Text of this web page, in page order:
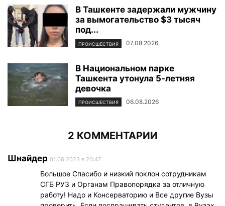
В Ташкенте задержали мужчину
за вымогательство $3 тысяч
под...
ПРОИСШЕСТВИЯ 07.08.2026
В Национальном парке
Ташкента утонула 5-летняя
девочка
ПРОИСШЕСТВИЯ 06.08.2026
2 КОММЕНТАРИИ
Шнайдер 01.08.2023 в 20:47
Большое Спасибо и низкий поклон сотрудникам
СГБ РУЗ и Органам Правопорядка за отличную
работу! Надо и Консерваторию и Все другие Вузы